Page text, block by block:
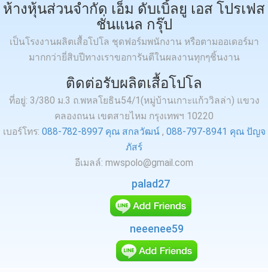
ห้างหุ้นส่วนจำกัด เอ็ม ดับเบิ้ลยู เอส โปรเฟส
ชั่นแนล กรุ๊ป
เป็นโรงงานผลิตเสื้อโปโล ชุดฟอร์มพนักงาน หรือตามออเดอร์มา
มากกว่ายี่สิบปีทางเราขอการันตีในผลงานทุกๆชิ้นงาน
ติดต่อรับผลิตเสื้อโปโล
ที่อยู่: 3/380 ม.3 ถ.พหลโยธิน54/1(หมู่บ้านเกาะแก้ววิลล่า) แขวง
คลองถนน เขตสายไหม กรุงเทพฯ 10220
เบอร์โทร: 088-782-8997 คุณ สกลวัฒน์ , 088-797-8941 คุณ ปัญจ
ภัสร์
อีเมลล์: mwspolo@gmail.com
palad27
neeenee59